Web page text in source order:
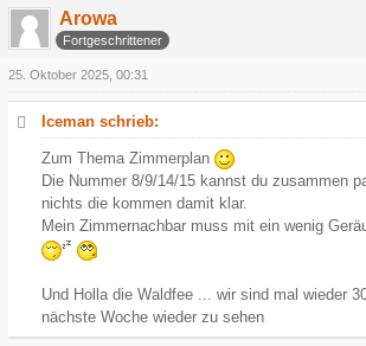
Arowa
Fortgeschrittener
25. Oktober 2025, 00:31
Iceman schrieb:
Zum Thema Zimmerplan
Die Nummer 8/9/14/15 kannst du zusammen
nichts die kommen damit klar.
Mein Zimmernachbar muss mit ein wenig
Und Holla die Waldfee ... wir sind mal wieder
nächste Woche wieder zu sehen